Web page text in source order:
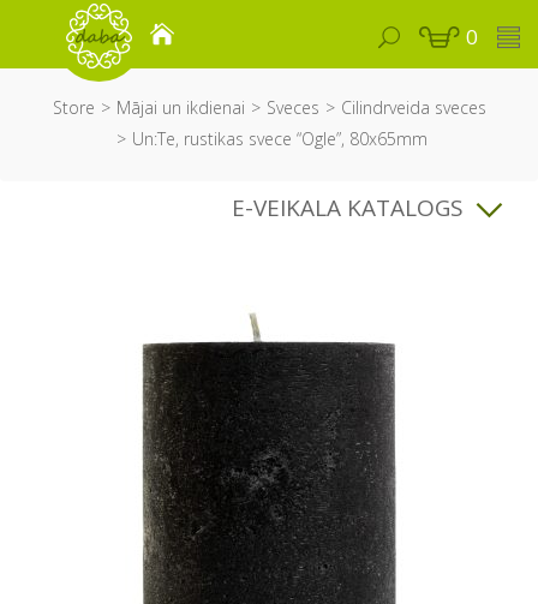
0
Store Mājai un ikdienai Sveces
Cilindrveida sveces
Un:Te, rustikas svece “Ogle”, 80x65mm
E-VEIKALA KATALOGS